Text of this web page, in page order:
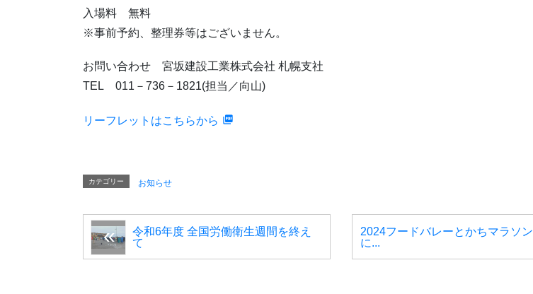
入場料 無料
※事前予約、整理券等はございません。
お問い合わせ 宮坂建設工業株式会社 札幌支社
TEL 011－736－1821(担当／向山)
リーフレットはこちらから
カテゴリー お知らせ
令和6年度 全国労働衛生週間を終え
て
2024フードバレーとかちマラソン
に...